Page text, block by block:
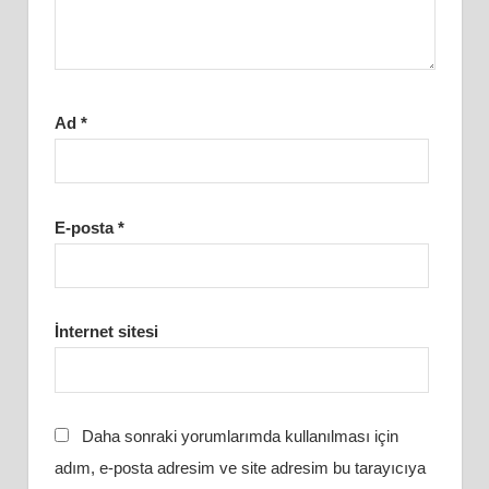
Ad *
E-posta*
İnternet sitesi
Daha sonraki yorumlarımda kullanılması için
adım, e-posta adresim ve site adresim bu tarayıcıya